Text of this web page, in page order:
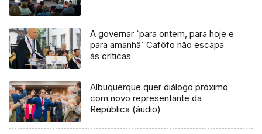
A governar `para ontem, para hoje e
para amanhã` Cafôfo não escapa
às críticas
Albuquerque quer diálogo próximo
com novo representante da
República (áudio)